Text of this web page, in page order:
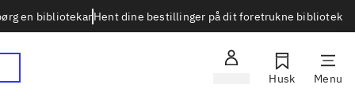
en bibliotekarHent dine bestillinger på dit foretrukne bibliotek
Husk Menu